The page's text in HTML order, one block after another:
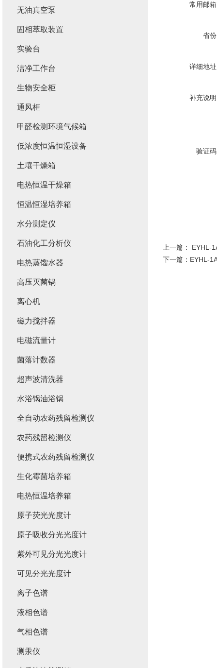
常用邮
省
详细地
补充说
验证
上一篇： EYHL-
下一篇： EYHL-
无油真空泵
固相萃取装置
实验台
洁净工作台
生物安全柜
通风柜
甲醛检测环境气候箱
低浓度恒温恒湿设备
土壤干燥箱
电热恒温干燥箱
恒温恒湿培养箱
水分测定仪
石油化工分析仪
电热蒸馏水器
高压灭菌锅
离心机
磁力搅拌器
电磁流量计
菌落计数器
超声波清洗器
水浴锅油浴锅
全自动农药残留检测仪
农药残留检测仪
便携式农药残留检测仪
生化霉菌培养箱
电热恒温培养箱
原子荧光光度计
原子吸收分光光度计
紫外可见分光光度计
可见分光光度计
离子色谱
液相色谱
气相色谱
测汞仪